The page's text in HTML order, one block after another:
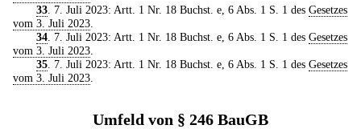
33. 7. Juli 2023: Artt. 1 Nr. 18 Buchst. e, 6 Abs. 1 S. 1 des Gesetzes
vom 3. Juli 2023.
34. 7. Juli 2023: Artt. 1 Nr. 18 Buchst. e, 6 Abs. 1 S. 1 des Gesetzes
vom 3. Juli 2023.
35. 7. Juli 2023: Artt. 1 Nr. 18 Buchst. e, 6 Abs. 1 S. 1 des Gesetzes
vom 3. Juli 2023.
Umfeld von § 246 BauGB